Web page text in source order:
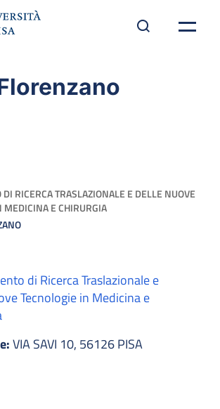
RICERCA TRASLAZIONALE E DELLE NUOVE
MEDICINA E CHIRURGIA
di Ricerca Traslazionale e
Tecnologie in Medicina e
VIA SAVI 10, 56126 PISA